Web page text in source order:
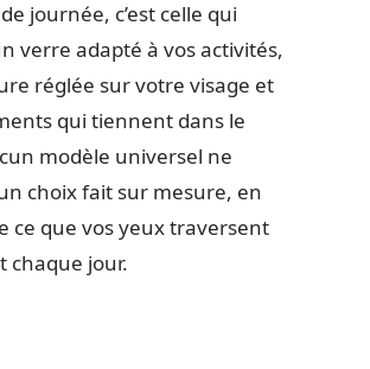
journée, c’est celle qui
verre adapté à vos activités,
réglée sur votre visage et
qui tiennent dans le
modèle universel ne
choix fait sur mesure, en
ce que vos yeux traversent
chaque jour.